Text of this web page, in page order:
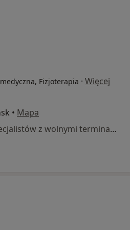
Fizjoterapia · Więcej
• Mapa
Brak dostępnych specjalistów z wolnymi terminami w tym centrum medycznym.